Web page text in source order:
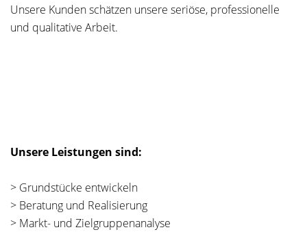
Unsere Kunden schätzen unsere seriöse, professionelle
und qualitative Arbeit.
Unsere Leistungen sind:
> Grundstücke entwickeln
> Beratung und Realisierung
> Markt- und Zielgruppenanalyse